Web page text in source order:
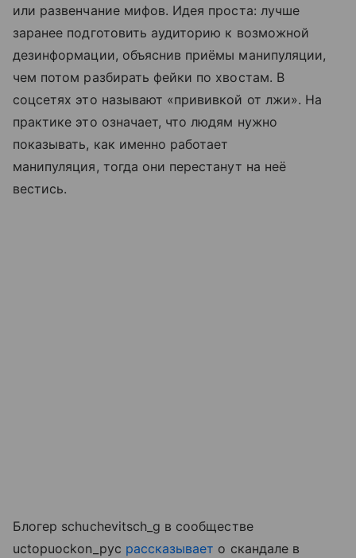
или развенчание мифов. Идея проста: лучше
заранее подготовить аудиторию к возможной
дезинформации, объяснив приёмы манипуляции,
чем потом разбирать фейки по хвостам. В
соцсетях это называют «прививкой от лжи». На
практике это означает, что людям нужно
показывать, как именно работает
манипуляция, тогда они перестанут на неё
вестись.
Блогер schuchevitsch_g в сообществе
uctopuockon_pyc рассказывает о скандале в